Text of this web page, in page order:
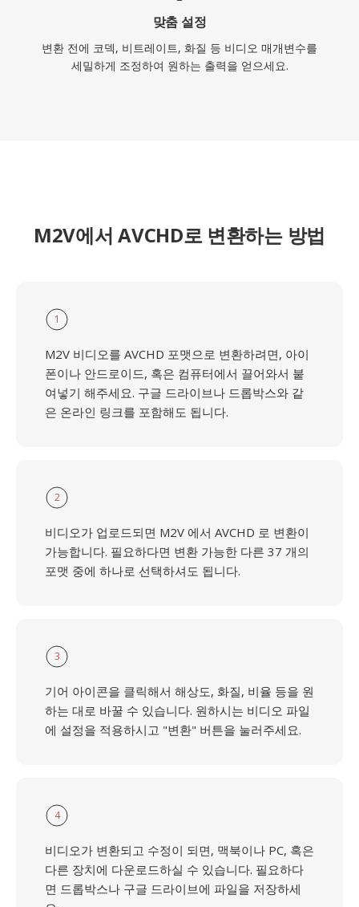
맞춤 설정
변환 전에 코덱, 비트레이트, 화질 등 비디오 매개변수를
세밀하게 조정하여 원하는 출력을 얻으세요.
M2V에서 AVCHD로 변환하는 방법
1
M2V 비디오를 AVCHD 포맷으로 변환하려면, 아이
폰이나 안드로이드, 혹은 컴퓨터에서 끌어와서 붙
여넣기 해주세요. 구글 드라이브나 드롭박스와 같
은 온라인 링크를 포함해도 됩니다.
2
비디오가 업로드되면 M2V 에서 AVCHD 로 변환이
가능합니다. 필요하다면 변환 가능한 다른 37 개의
포맷 중에 하나로 선택하셔도 됩니다.
3
기어 아이콘을 클릭해서 해상도, 화질, 비율 등을 원
하는 대로 바꿀 수 있습니다. 원하시는 비디오 파일
에 설정을 적용하시고 "변환" 버튼을 눌러주세요.
4
비디오가 변환되고 수정이 되면, 맥북이나 PC, 혹은
다른 장치에 다운로드하실 수 있습니다. 필요하다
면 드롭박스나 구글 드라이브에 파일을 저장하세